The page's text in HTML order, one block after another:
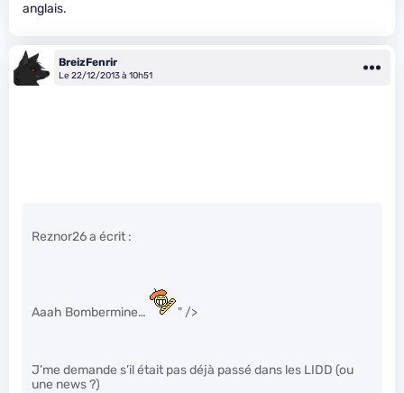
anglais.
BreizFenrir
Le 22/12/2013 à 10h51
Reznor26 a écrit :
Aaah Bombermine… " />
J’me demande s’il était pas déjà passé dans les LIDD (ou
une news ?)